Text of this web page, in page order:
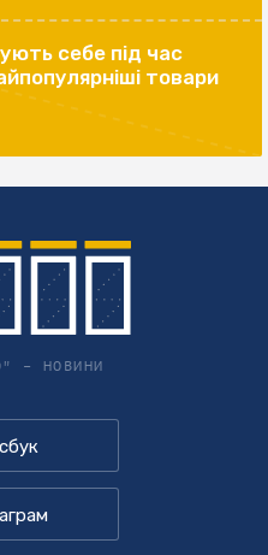
себе під час
товари
– НОВИНИ